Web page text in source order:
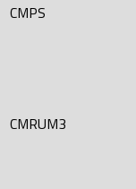
CMPS
CMRUM3